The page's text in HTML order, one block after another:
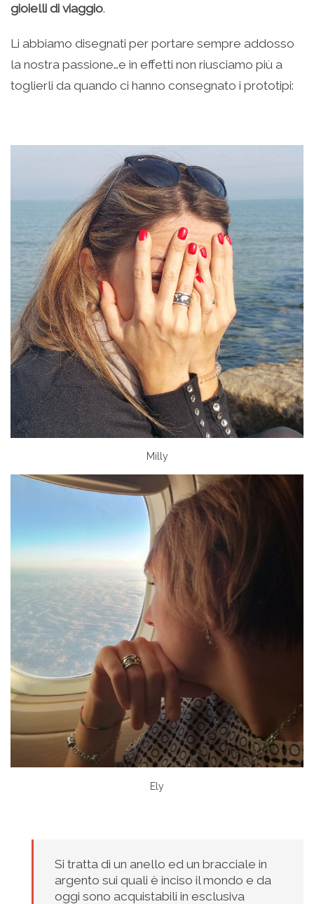
gioielli di viaggio.
Li abbiamo disegnati per portare sempre addosso
la nostra passione…e in effetti non riusciamo più a
toglierli da quando ci hanno consegnato i prototipi:
Milly
Ely
Si tratta di un anello ed un bracciale in
argento sui quali è inciso il mondo e da
oggi sono acquistabili in esclusiva